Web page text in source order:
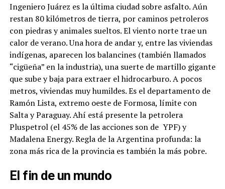
Ingeniero Juárez es la última ciudad sobre asfalto. Aún
restan 80 kilómetros de tierra, por caminos petroleros
con piedras y animales sueltos. El viento norte trae un
calor de verano. Una hora de andar y, entre las viviendas
indígenas, aparecen los balancines (también llamados
“cigüeña” en la industria), una suerte de martillo gigante
que sube y baja para extraer el hidrocarburo. A pocos
metros, viviendas muy humildes. Es el departamento de
Ramón Lista, extremo oeste de Formosa, límite con
Salta y Paraguay. Ahí está presente la petrolera
Pluspetrol (el 45% de las acciones son de YPF) y
Madalena Energy. Regla de la Argentina profunda: la
zona más rica de la provincia es también la más pobre.
El fin de un mundo